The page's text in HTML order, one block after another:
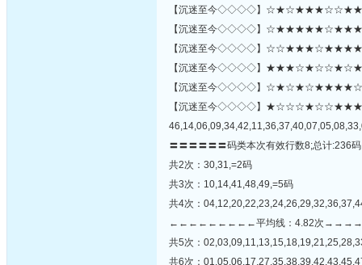
【沉迷至今◇◇◇◇】
【沉迷至今◇◇◇◇】
【沉迷至今◇◇◇◇】
【沉迷至今◇◇◇◇】
【沉迷至今◇◇◇◇】
【沉迷至今◇◇◇◇】
〓〓〓〓〓〓码类本次有效行数8;总计:236
共2次：30,31,=2码
共3次：10,14,41,48,49,=5码
共4次：
←←←←←←←←←平均线：4.82次
共5次：
共6次：